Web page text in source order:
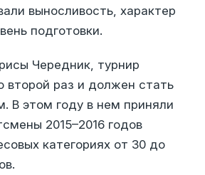
выносливость, характер
подготовки.
Чередник, турнир
второй раз и должен стать
В этом году в нем приняли
2015–2016 годов
категориях от 30 до